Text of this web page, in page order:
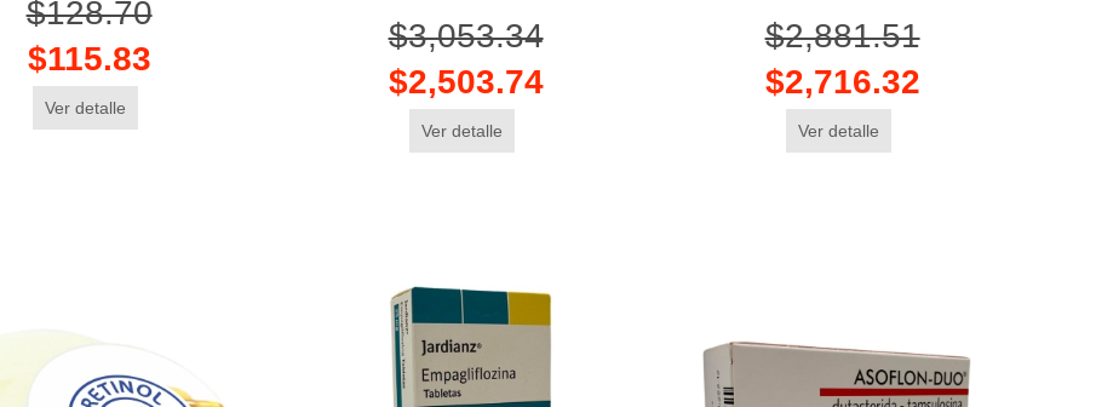
$128.70
$115.83
Ver detalle
$3,053.34
$2,503.74
Ver detalle
$2,881.51
$2,716.32
Ver detalle